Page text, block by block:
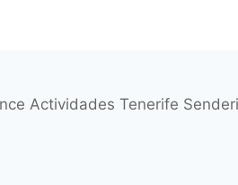
Actividades Tenerife